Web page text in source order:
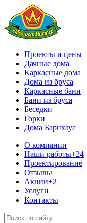
Проекты и цены
Дачные дома
Каркасные дома
Дома из бруса
Каркасные бани
Бани из бруса
Беседки
Горки
Дома Барнхаус
О компании
Наши работы+24
Проектирование
Отзывы
Акции+2
Услуги
Контакты